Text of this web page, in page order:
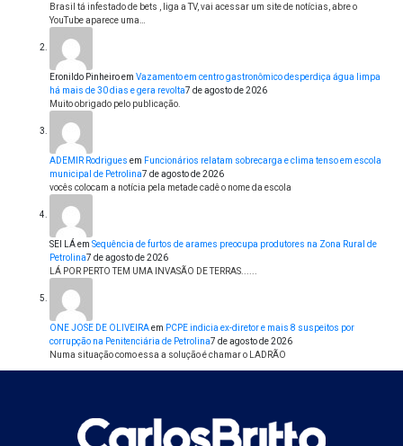
Brasil tá infestado de bets , liga a TV, vai acessar um site de notícias, abre o
YouTube aparece uma…
Eronildo Pinheiroem Vazamento em centro gastronômico desperdiça água limpa
há mais de 30 dias e gera revolta7 de agosto de 2026
Muito obrigado pelo publicação.
ADEMIR Rodrigues em Funcionários relatam sobrecarga e clima tenso em escola
municipal de Petrolina7 de agosto de 2026
vocês colocam a notícia pela metade cadê o nome da escola
SEI LÁem Sequência de furtos de arames preocupa produtores na Zona Rural de
Petrolina7 de agosto de 2026
LÁ POR PERTO TEM UMA INVASÃO DE TERRAS......
ONE JOSE DE OLIVEIRAem PCPE indicia ex-diretor e mais 8 suspeitos por
corrupção na Penitenciária de Petrolina7 de agosto de 2026
Numa situação como essa a solução é chamar o LADRÃO